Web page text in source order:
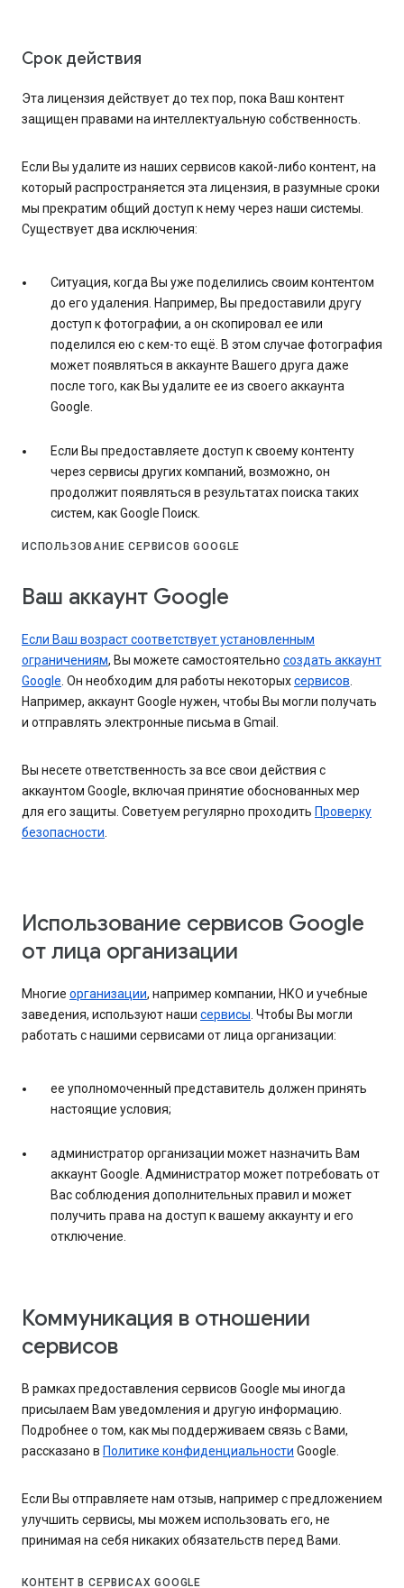
Срок действия
Эта лицензия действует до тех пор, пока Ваш контент
защищен правами на интеллектуальную собственность.
Если Вы удалите из наших сервисов какой-либо контент, на
который распространяется эта лицензия, в разумные сроки
мы прекратим общий доступ к нему через наши системы.
Существует два исключения:
Ситуация, когда Вы уже поделились своим контентом
до его удаления. Например, Вы предоставили другу
доступ к фотографии, а он скопировал ее или
поделился ею с кем-то ещё. В этом случае фотография
может появляться в аккаунте Вашего друга даже
после того, как Вы удалите ее из своего аккаунта
Google.
Если Вы предоставляете доступ к своему контенту
через сервисы других компаний, возможно, он
продолжит появляться в результатах поиска таких
систем, как Google Поиск.
ИСПОЛЬЗОВАНИЕ СЕРВИСОВ GOOGLE
Ваш аккаунт Google
Если Ваш возраст соответствует установленным
ограничениям, Вы можете самостоятельно создать аккаунт
Google . Он необходим для работы некоторыхсервисов
Например, аккаунт Google нужен, чтобы Вы могли получать
и отправлять электронные письма в Gmail.
Вы несете ответственность за все свои действия с
аккаунтом Google, включая принятие обоснованных мер
для его защиты. Советуем регулярно проходить Проверку
безопасности
Использование сервисов Google
от лица организации
Многие организации, например компании, НКО и учебные
заведения, используют наши сервисы . Чтобы Вы могли
работать с нашими сервисами от лица организации:
ее уполномоченный представитель должен принять
настоящие условия;
администратор организации может назначить Вам
аккаунт Google. Администратор может потребовать от
Вас соблюдения дополнительных правил и может
получить права на доступ к вашему аккаунту и его
отключение.
Коммуникация в отношении
сервисов
В рамках предоставления сервисов Google мы иногда
присылаем Вам уведомления и другую информацию.
Подробнее о том, как мы поддерживаем связь с Вами,
рассказано в Политике конфиденциальности Google.
Если Вы отправляете нам отзыв, например с предложением
улучшить сервисы, мы можем использовать его, не
принимая на себя никаких обязательств перед Вами.
КОНТЕНТ В СЕРВИСАХ GOOGLE